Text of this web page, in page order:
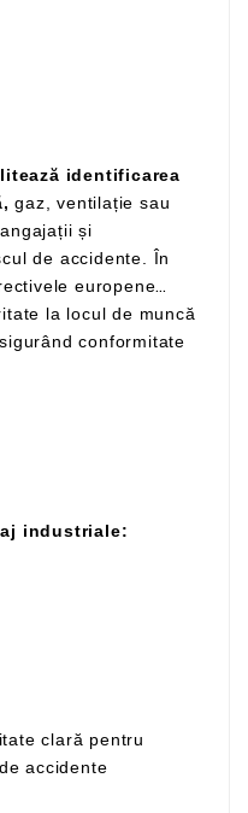
identificarea
gaz, ventilație sau
și
de accidente. În
europene
la locul de muncă
conformitate
industriale:
clară pentru
accidente